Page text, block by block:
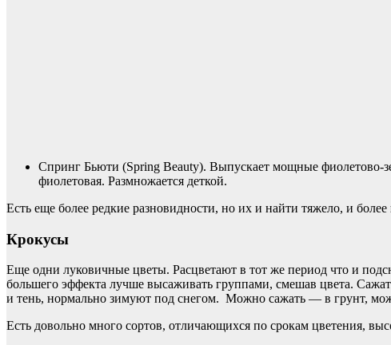
Спринг Бьюти (Spring Beauty). Выпускает мощные фиолетово-
фиолетовая. Размножается деткой.
Есть еще более редкие разновидности, но их и найти тяжело, и
Крокусы
Еще одни луковичные цветы. Расцветают в тот же период что и
большего эффекта лучше высаживать группами, смешав цвета.
и тень, нормально зимуют под снегом. Можно сажать — в грунт,
Есть довольно много сортов, отличающихся по срокам цветения,